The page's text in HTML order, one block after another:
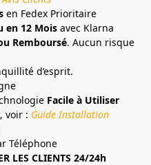
en Fedex Prioritaire
en 12 Mois avec Klarna
Remboursé. Aucun risque
d’esprit.
Facile à Utiliser
voir : Guide Installation
Téléphone
LES CLIENTS 24/24h